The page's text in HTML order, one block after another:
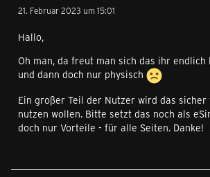
21. Februar 2023 um 15:01
Hallo,
Oh man, da freut man sich das ihr
und dann doch nur physisch
Ein großer Teil der Nutzer wird das sicher
nutzen wollen. Bitte setzt das noch als
doch nur Vorteile - für alle Seiten. Danke!